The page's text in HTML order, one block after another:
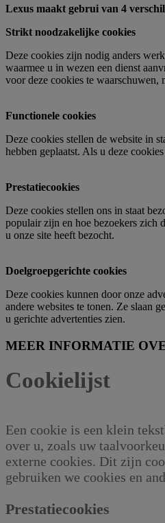
Lexus maakt gebrui van 4
Strikt noodzakelijke cookies
Deze cookies zijn nodig anders
waarmee u in wezen een dienst
voor deze cookies te waarschuwen,
Functionele cookies
Deze cookies stellen de website in
hebben geplaatst. Als u deze
Prestatiecookies
Deze cookies stellen ons in staat
populair zijn en hoe bezoekers zich
u onze site heeft bezocht.
Doelgroepgerichte cookies
Deze cookies kunnen door onze
andere websites te tonen. Ze slaan
u gerichte advertenties zien.
MEER INFORMATIE
Cookielijst
Een cookie is een klein
over u, zoals uw
externe cookies. Dit zijn
gebruiken we cookies en
Prestatiecookies